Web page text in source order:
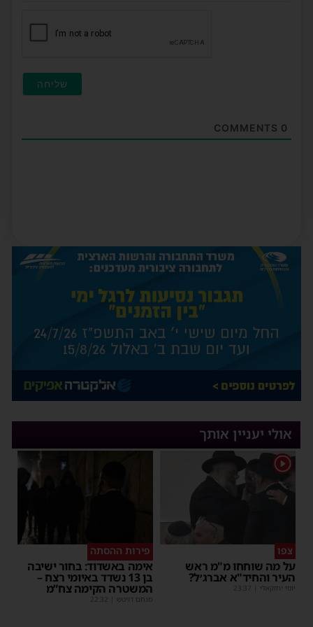
0
אולי יעניין אותך
1
צפו
על מה שוחחו מ"מ ראש
העיר והחיד"א אברג׳ל?
יוסי יחזקאלי 23:37
פירות ההסתה
אימה באשדוד: בחור ישיבה
בן 13 נשדד באיומי רצח –
המשטרה הקימה צח”מ
מנחם דויטש 22:32